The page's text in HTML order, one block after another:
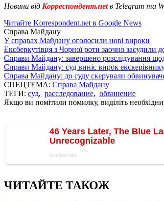
Новини від Корреспондент.netв Telegram та
Читайте Korrespondent.net в Google News
Справа Майдану
У справах Майдану оголосили нові вироки
Ексберкутівця з Чорної роти заочно засудили
Справи Майдану: завершено розслідування
Справи Майдану: суд виніс вирок
Справа Майдану: до суду скерували
СПЕЦТЕМА: Справа Майдану
ТЕГИ: суд, расследование, обвинение
Якщо ви помітили помилку, виділіть
ЧИТАЙТЕ ТАКОЖ